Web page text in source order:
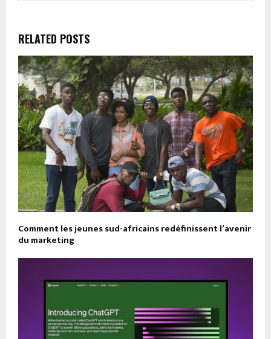
RELATED POSTS
Comment les jeunes sud-africains redéfinissent l’avenir
du marketing